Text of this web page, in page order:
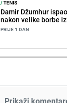
/TENIS
Damir Džumhur
nakon velike borbe
PRIJE 1 DAN